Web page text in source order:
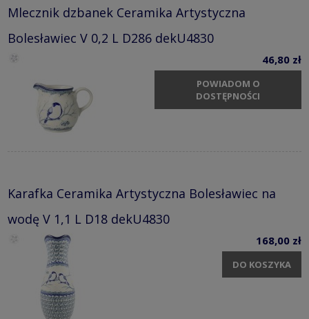
Mlecznik dzbanek Ceramika Artystyczna
Bolesławiec V 0,2 L D286 dekU4830
46,80 zł
POWIADOM O
DOSTĘPNOŚCI
Karafka Ceramika Artystyczna Bolesławiec na
wodę V 1,1 L D18 dekU4830
168,00 zł
DO KOSZYKA